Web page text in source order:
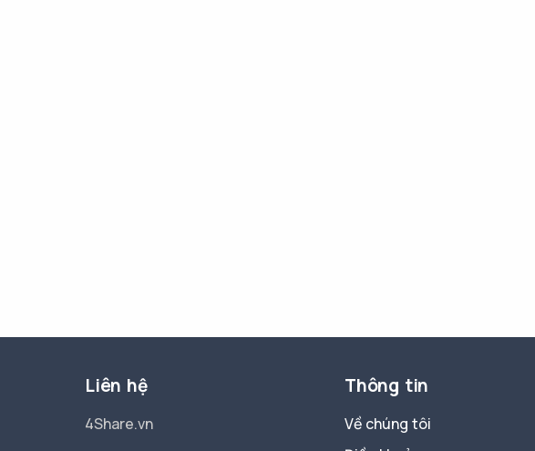
Liên hệ
4Share.vn
Thông tin
Về chúng tôi